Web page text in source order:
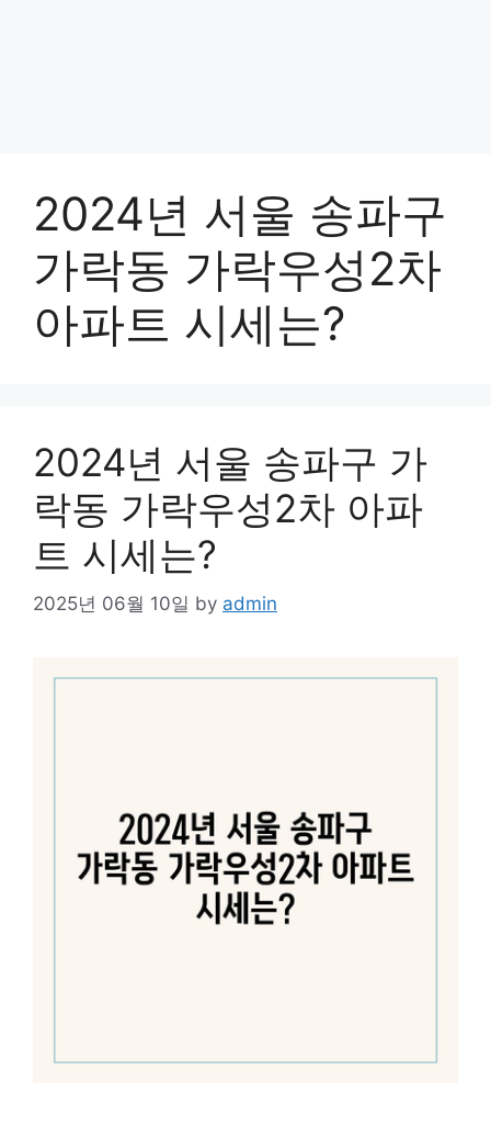
2024년 서울 송파구
가락동 가락우성2차
아파트 시세는?
2024년 서울 송파구 가
락동 가락우성2차 아파
트 시세는?
2025년 06월 10일 by admin